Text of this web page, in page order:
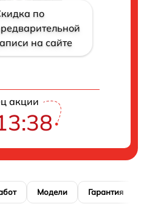
по
на сайте
акции
Модели Гарантия